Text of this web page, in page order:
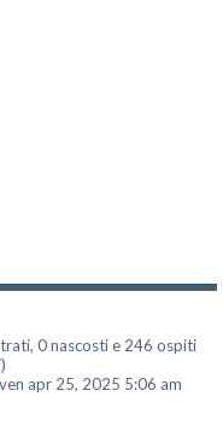
0 nascosti e 246 ospiti
apr 25, 2025 5:06 am